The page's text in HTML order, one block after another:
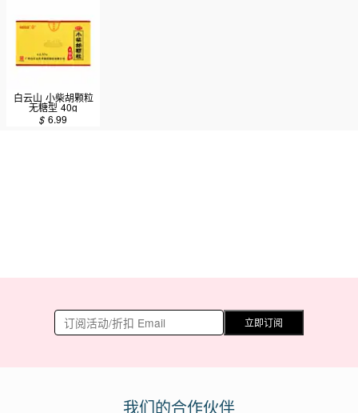
白云山 小柴胡颗粒
无糖型 40g
$6.99
立即订阅
我们的合作伙伴